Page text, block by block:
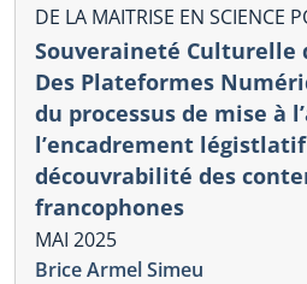
DE LA MAITRISE EN SCIENCE
Souveraineté Culturelle
Des Plateformes
du processus de mise à
l’encadrement
découvrabilité des
francophones
MAI 2025
Brice Armel Simeu